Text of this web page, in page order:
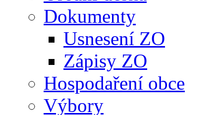
Dokumenty
Usnesení ZO
Zápisy ZO
Hospodaření obce
Výbory